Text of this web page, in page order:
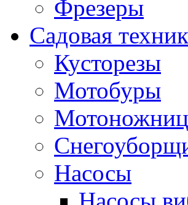
Фрезеры
Садовая
Кусторезы
Мотобуры
Насосы